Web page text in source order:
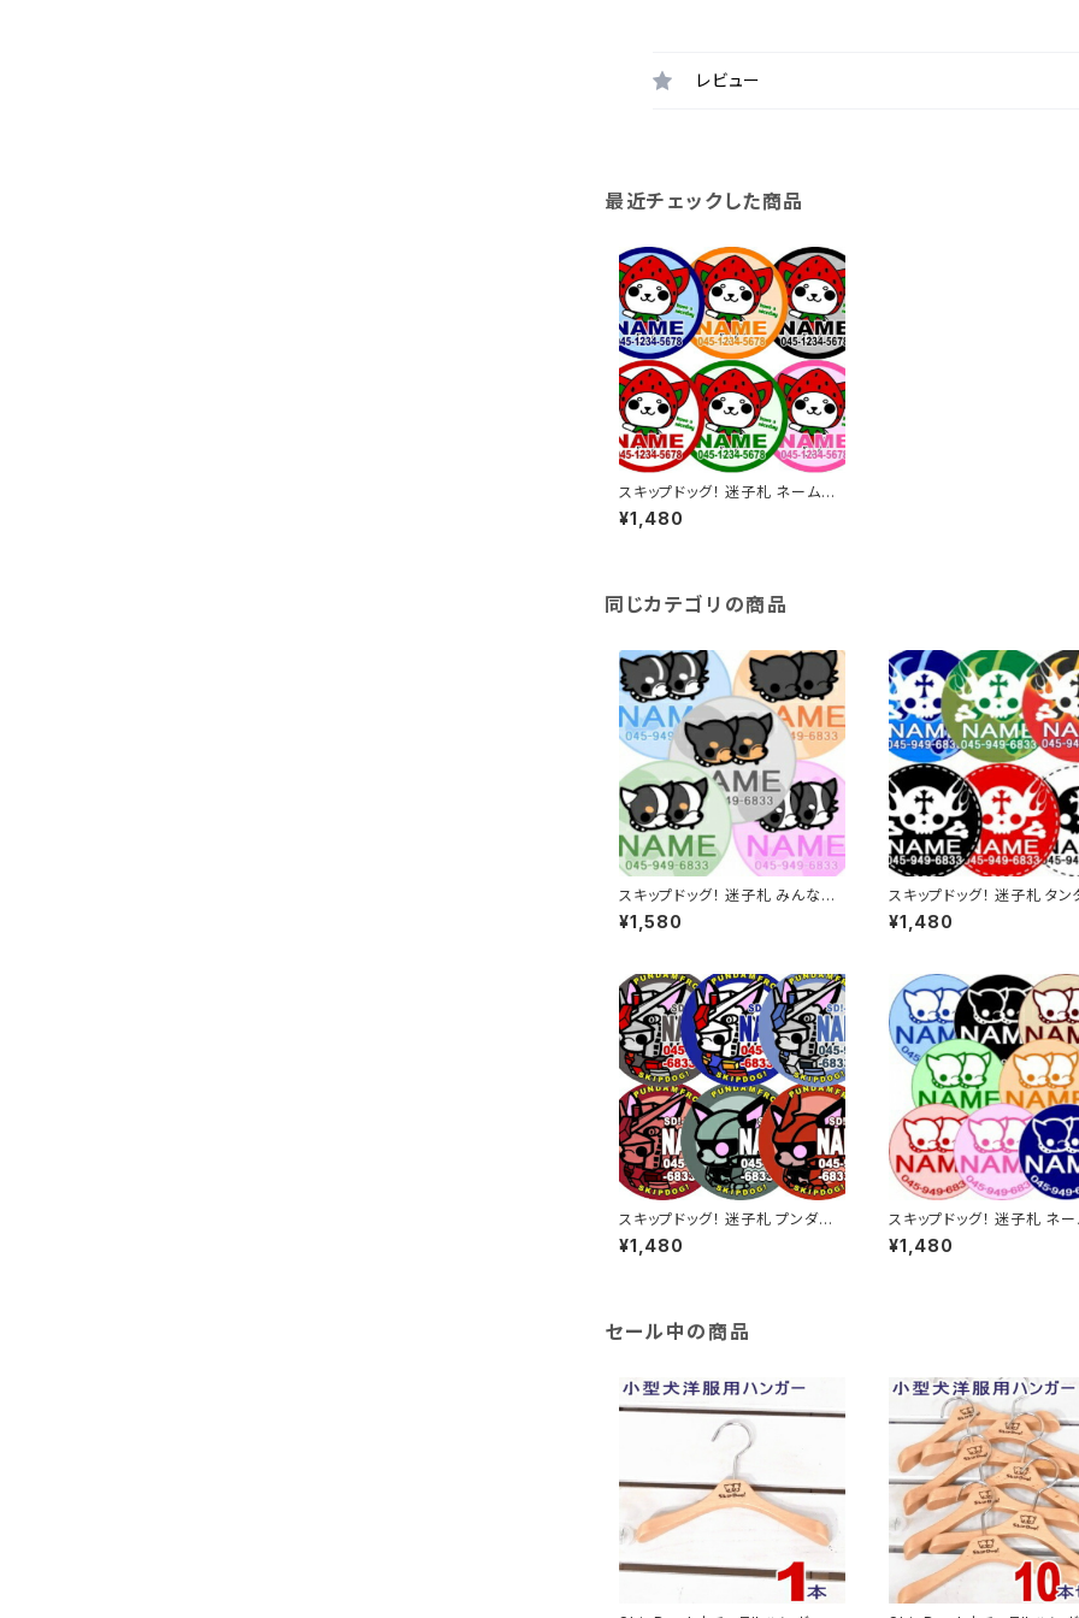
レビュー
最近チェックした商品
スキップドッグ！ 迷子札 ネームタ
グ イチゴチワワ 名入れ オーダー
タグ
¥1,480
同じカテゴリの商品
スキップドッグ！ 迷子札 みんなの
カラー ブラック系 ネームタグ 名
入れ オーダー タグ
¥1,580
スキップドッグ！ 迷子札 タン
スカル ネームタグ 名入れ オーダ
ー タグ
¥1,480
スキップドッグ！ 迷子札 プンダム
ネームタグ 名入れ オーダー タグ
¥1,480
スキップドッグ！ 迷子札 ネ
グ 名入れ オーダー タグ
¥1,480
セール中の商品